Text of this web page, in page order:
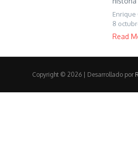
Enrique
8
Read
Copyright © 2026 | Desarrollado por